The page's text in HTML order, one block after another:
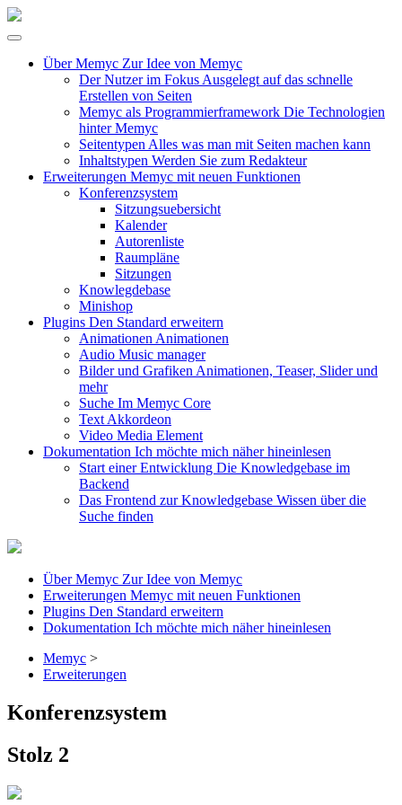
Über Memyc Zur Idee von Memyc
Der Nutzer im Fokus Ausgelegt auf das schnelle
Erstellen von Seiten
Memyc als Programmierframework Die Technologien
hinter Memyc
Seitentypen Alles was man mit Seiten machen kann
Inhaltstypen Werden Sie zum Redakteur
Erweiterungen Memyc mit neuen Funktionen
Konferenzsystem
Sitzungsuebersicht
Kalender
Autorenliste
Raumpläne
Sitzungen
Knowlegdebase
Minishop
Plugins Den Standard erweitern
Animationen Animationen
Audio Music manager
Bilder und Grafiken Animationen, Teaser, Slider und
mehr
Suche Im Memyc Core
Text Akkordeon
Video Media Element
Dokumentation Ich möchte mich näher hineinlesen
Start einer Entwicklung Die Knowledgebase im
Backend
Das Frontend zur Knowledgebase Wissen über die
Suche finden
Über Memyc Zur Idee von Memyc
Erweiterungen Memyc mit neuen Funktionen
Plugins Den Standard erweitern
Dokumentation Ich möchte mich näher hineinlesen
Memyc >
Erweiterungen
Konferenzsystem
Stolz 2